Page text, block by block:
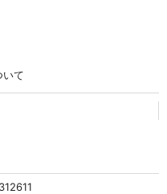
いて